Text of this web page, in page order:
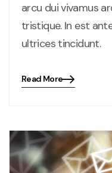
arcu dui vivamus
tristique. In est
ultrices tincidunt.
Blog
Read More